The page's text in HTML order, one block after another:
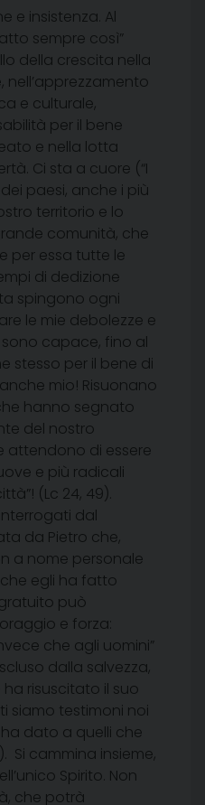
e insistenza. Al
sempre così”
della crescita nella
e culturale,
per il bene
e nella lotta
Ci sta a cuore (“I
paesi, anche i più
territorio e lo
comunità, che
per essa tutte le
di dedizione
spingono ogni
le mie debolezze e
capace, fino al
stesso per il bene di
mio! Risuonano
hanno segnato
del nostro
attendono di essere
e più radicali
(Lc 24, 49).
dal
da Pietro che,
a nome personale
egli ha fatto
può
e forza:
che agli uomini”
dalla salvezza,
risuscitato il suo
siamo testimoni noi
dato a quelli che
Si cammina insieme,
Spirito. Non
che potrà